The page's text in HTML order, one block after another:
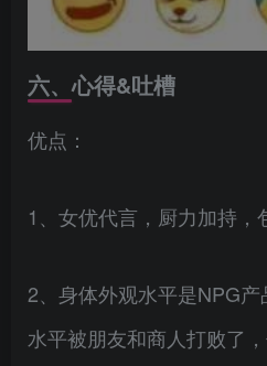
六、心得&吐槽
优点：
1、女优代言，厨力加持，
2、身体外观水平是NPG
水平被朋友和商人打败了